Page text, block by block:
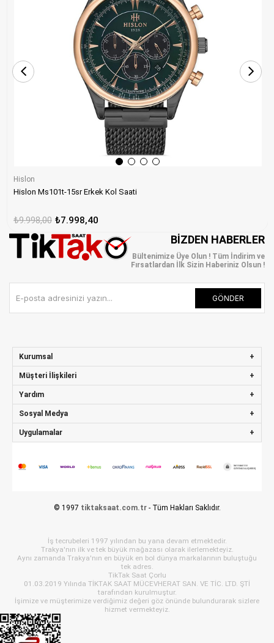
Hislon
Hislon Ms101t-15sr Erkek Kol Saati
₺7.998,40
₺9.998,00
BIZDEN HABERLER
Bültenimize Üye Olun ! Tüm İndirim ve
Fırsatlardan İlk Sizin Haberiniz Olsun !
GÖNDER
Kurumsal
Müşteri İlişkileri
Yardım
Sosyal Medya
Uygulamalar
© 1997 tiktaksaat.com.tr - Tüm Hakları Saklıdır.
İş tecrubeleri 1997 yılından bu yana devam etmektedir.
Trakya'nın ilk ve tek büyük mağazası olarak ilerlemekteyiz.
Aynı zamanda Trakya'nın en büyük en bol dünya markalarının buluştuğu
tek adres.
TikTak Saat Çorlu
01.03.2019 Yılında TİKTAK SAAT MÜCEVHERAT SAN. VE TİC. LTD. ŞTİ
tarafından kurulmuştur.
İşimize ve müşterimize verdiğimiz değeri göz önünde bulundurarak sizlere
hizmet vermekteyiz.